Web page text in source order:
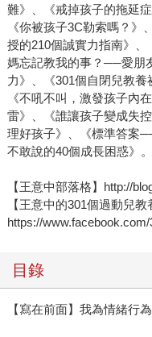
難》、《戒掉孩子的拖延
《你被孩子3C勒索嗎？
授的210個誠實力指南》
媽忘記教我的事？──愛朋
力》、《301個自閉兒教養
《不吼不叫，激發孩子內
雷》、《誰讓孩子變成失
理好孩子》、《標準答案
不敢說的40個成長困惑》。
【王意中部落格】http://
【王意中的301個過動兒教
https://
目錄
【寫在前面】我為情緒行